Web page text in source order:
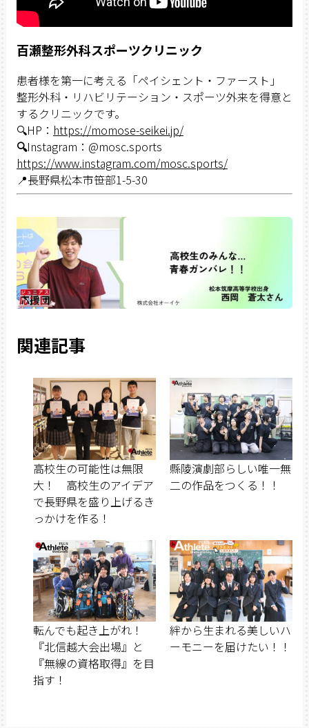
百瀬整形外科スポーツクリニック
患者様を第一に考える「ペイシェント・ファースト」
整形外科・リハビリテーション・スポーツ外来を得意と
するクリニックです。
🔍HP： https://momose-seikei.jp/
🔍Instagram：@mosc.sports
https://www.instagram.com/mosc.sports/
📍長野県松本市笹部1-5-30
関連記事
高校生の可能性は無限
大！ 高校生のアイデア
で長野県を盛り上げるき
っかけを作る！
縣陵演劇部らしい唯一無
二の作品をつくる！！
転んでも起き上がれ！
『北信越大会出場』と
『無線の資格取得』を目
指す！
絆から生まれる美しいハ
ーモニーを届けたい！！